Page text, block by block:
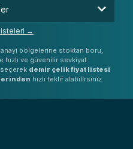
→
bölgelerine stoktan boru,
hızlı ve güvenilir sevkiyat
seçerek demir çelik fiyat listesi
hızlı teklif alabilirsiniz.